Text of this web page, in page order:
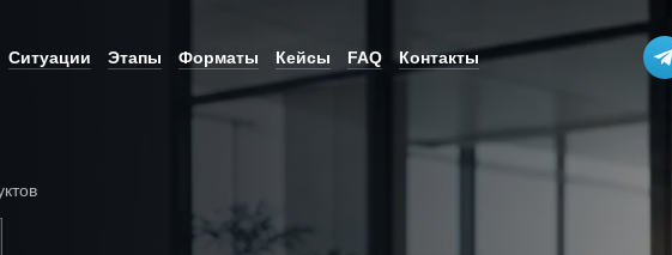
Ситуации Этапы Форматы Кейсы FAQ Контакты